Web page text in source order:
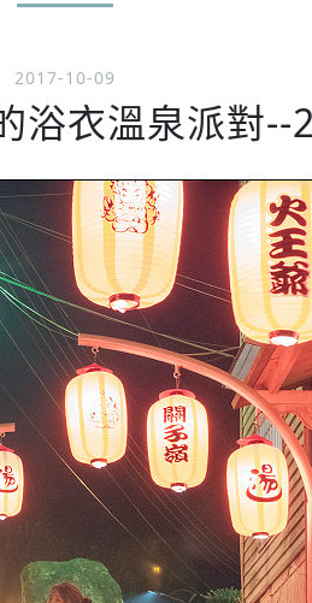
2017-10-09
浴衣溫泉派對--